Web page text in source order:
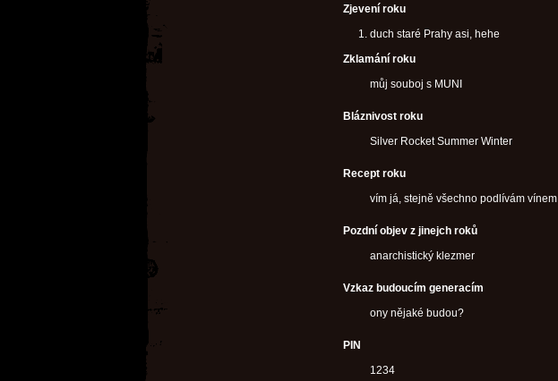
Zjevení roku
duch staré Prahy asi, hehe
Zklamání roku
můj souboj s MUNI
Bláznivost roku
Silver Rocket Summer Winter
Recept roku
vím já, stejně všechno podlívám vínem
Pozdní objev z jinejch roků
anarchistický klezmer
Vzkaz budoucím generacím
ony nějaké budou?
PIN
1234